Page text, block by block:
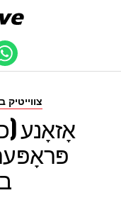
צווייטיק
אָזאָנע